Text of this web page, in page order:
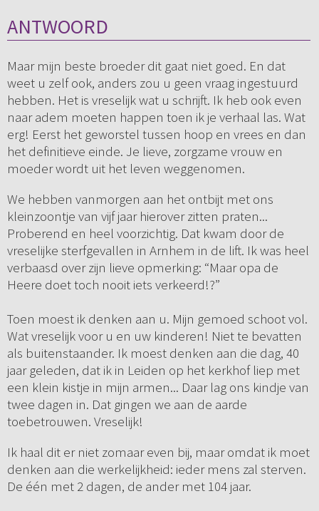
ANTWOORD
Maar mijn beste broeder dit gaat niet goed. En dat
weet u zelf ook, anders zou u geen vraag ingestuurd
hebben. Het is vreselijk wat u schrijft. Ik heb ook even
naar adem moeten happen toen ik je verhaal las. Wat
erg! Eerst het geworstel tussen hoop en vrees en dan
het definitieve einde. Je lieve, zorgzame vrouw en
moeder wordt uit het leven weggenomen.
We hebben vanmorgen aan het ontbijt met ons
kleinzoontje van vijf jaar hierover zitten praten...
Proberend en heel voorzichtig. Dat kwam door de
vreselijke sterfgevallen in Arnhem in de lift. Ik was heel
verbaasd over zijn lieve opmerking: “Maar opa de
Heere doet toch nooit iets verkeerd!?”
Toen moest ik denken aan u. Mijn gemoed schoot vol.
Wat vreselijk voor u en uw kinderen! Niet te bevatten
als buitenstaander. Ik moest denken aan die dag, 40
jaar geleden, dat ik in Leiden op het kerkhof liep met
een klein kistje in mijn armen... Daar lag ons kindje van
twee dagen in. Dat gingen we aan de aarde
toebetrouwen. Vreselijk!
Ik haal dit er niet zomaar even bij, maar omdat ik moet
denken aan die werkelijkheid: ieder mens zal sterven.
De één met 2 dagen, de ander met 104 jaar.